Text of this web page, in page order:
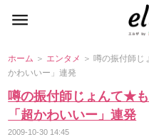
ホーム ＞ エンタメ ＞ 噂の振付師
かわいいー」連発
噂の振付師じょんて★
「超かわいいー」連発
2009-10-30 14:45